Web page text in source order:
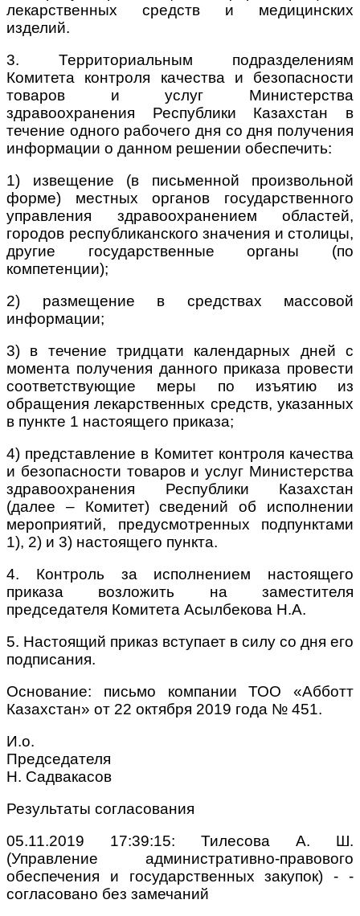
лекарственных средств и медицинских
изделий.
3. Территориальным подразделениям
Комитета контроля качества и безопасности
товаров и услуг Министерства
здравоохранения Республики Казахстан в
течение одного рабочего дня со дня получения
информации о данном решении обеспечить:
1) извещение (в письменной произвольной
форме) местных органов государственного
управления здравоохранением областей,
городов республиканского значения и столицы,
другие государственные органы (по
компетенции);
2) размещение в средствах массовой
информации;
3) в течение тридцати календарных дней с
момента получения данного приказа провести
соответствующие меры по изъятию из
обращения лекарственных средств, указанных
в пункте 1 настоящего приказа;
4) представление в Комитет контроля качества
и безопасности товаров и услуг Министерства
здравоохранения Республики Казахстан
(далее – Комитет) сведений об исполнении
мероприятий, предусмотренных подпунктами
1), 2) и 3) настоящего пункта.
4. Контроль за исполнением настоящего
приказа возложить на заместителя
председателя Комитета Асылбекова Н.А.
5. Настоящий приказ вступает в силу со дня его
подписания.
Основание: письмо компании ТОО «Абботт
Казахстан» от 22 октября 2019 года № 451.
И.о.
Председателя
Н. Садвакасов
Результаты согласования
05.11.2019 17:39:15: Тилесова А. Ш.
(Управление административно-правового
обеспечения и государственных закупок) - -
cогласовано без замечаний